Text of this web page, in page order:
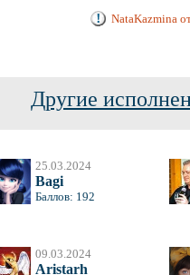
NataKazmina
Другие
25.03.2024
Bagi
Баллов: 192
09.03.2024
Aristarh